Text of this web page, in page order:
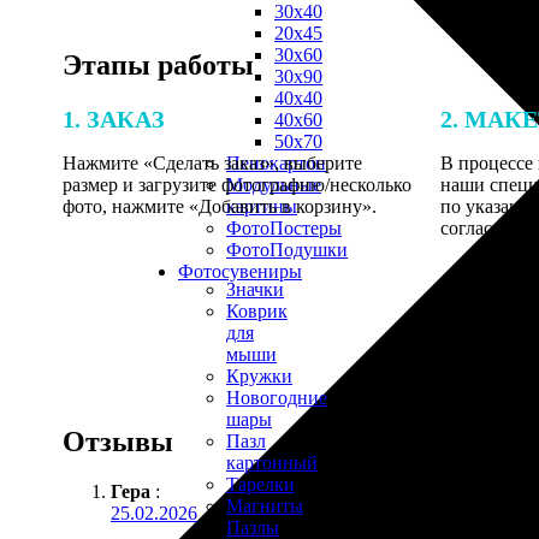
30х40
20х45
30х60
30х90
40х40
40х60
50х70
Пенокартон
Модульные
картины
ФотоПостеры
ФотоПодушки
Фотоcувениры
Значки
Коврик
для
мыши
Кружки
Новогодние
шары
Пазл
картонный
Тарелки
Магниты
Пазлы
Этапы работы
1. ЗАКАЗ
Нажмите «Сделать заказ», выберите
размер и загрузите фотографию/несколько
фото, нажмите «Добавить в корзину».
2.
В процессе
наши
по
Отзывы
Гера :
25.02.2026